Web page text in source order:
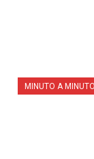
MINUTO A MINUTO